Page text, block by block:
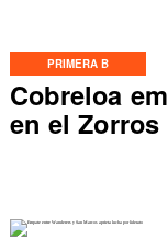
PRIMERA B
Cobreloa
en el